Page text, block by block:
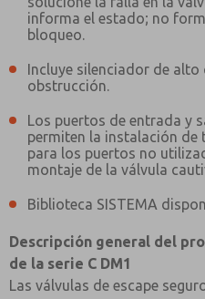
informa el estado; no
bloqueo.
Incluye silenciador de alto
obstrucción.
Los puertos de entrada y
permiten la instalación de
para los puertos no
montaje de la válvula
Biblioteca SISTEMA
Descripción general del
de la serie C DM1
Las válvulas de escape
solicitud. Al enviar el